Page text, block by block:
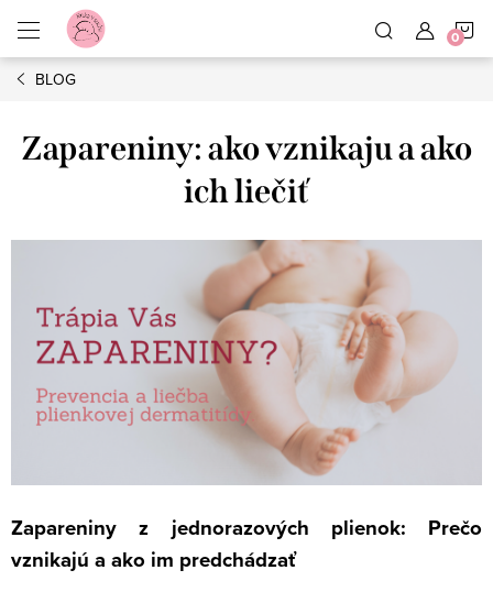
obsah
BLOG
Zapareniny: ako vznikaju a ako
ich liečiť
Zapareniny z jednorazových plienok: Prečo
vznikajú a ako im predchádzať